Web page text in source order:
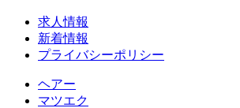
求人情報
新着情報
プライバシーポリシー
ヘアー
マツエク